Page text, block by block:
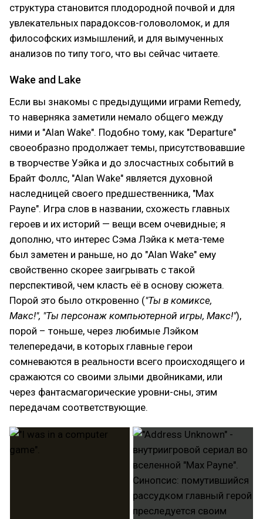
структура становится плодородной почвой и для
увлекательных парадоксов-головоломок, и для
философских измышлений, и для вымученных
анализов по типу того, что вы сейчас читаете.
Wake and Lake
Если вы знакомы с предыдущими играми Remedy,
то наверняка заметили немало общего между
ними и "Alan Wake". Подобно тому, как "Departure"
своеобразно продолжает темы, присутствовавшие
в творчестве Уэйка и до злосчастных событий в
Брайт Фоллс, "Alan Wake" является духовной
наследницей своего предшественника, "Max
Payne". Игра слов в названии, схожесть главных
героев и их историй — вещи всем очевидные; я
дополню, что интерес Сэма Лэйка к мета-теме
был заметен и раньше, но до "Alan Wake" ему
свойственно скорее заигрывать с такой
перспективой, чем класть её в основу сюжета.
Порой это было откровенно ("Ты в комиксе,
Макс!", "Ты персонаж компьютерной игры, Макс!"),
порой – тоньше, через любимые Лэйком
телепередачи, в которых главные герои
сомневаются в реальности всего происходящего и
сражаются со своими злыми двойниками, или
через фантасмагорические уровни-сны, этим
передачам соответствующие.